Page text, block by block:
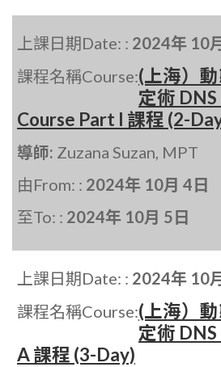
上課日期Date: : 2024年 10
課程名稱Course:(上海）
定術
Course Part I 課程 (2-
導師: Zuzana Suzan, MPT
由From: : 2024年 10月 4日
至To: : 2024年 10月 5日
上課日期Date: : 2024年 10
課程名稱Course:(上海）
定術
A 課程 (3-Day)